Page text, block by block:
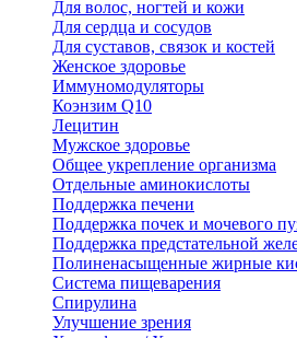
Для волос, ногтей и кожи
Для сердца и сосудов
Для суставов, связок и костей
Женское здоровье
Иммуномодуляторы
Коэнзим Q10
Лецитин
Мужское здоровье
Общее укрепление организма
Отдельные аминокислоты
Поддержка печени
Поддержка почек и мочевого
Поддержка предстательной
Полиненасыщенные жирные
Система пищеварения
Спирулина
Улучшение зрения